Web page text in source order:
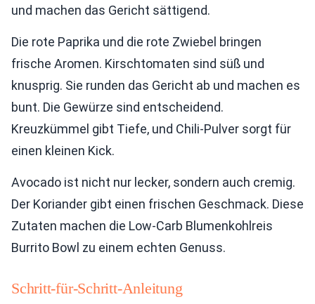
und machen das Gericht sättigend.
Die rote Paprika und die rote Zwiebel bringen
frische Aromen. Kirschtomaten sind süß und
knusprig. Sie runden das Gericht ab und machen es
bunt. Die Gewürze sind entscheidend.
Kreuzkümmel gibt Tiefe, und Chili-Pulver sorgt für
einen kleinen Kick.
Avocado ist nicht nur lecker, sondern auch cremig.
Der Koriander gibt einen frischen Geschmack. Diese
Zutaten machen die Low-Carb Blumenkohlreis
Burrito Bowl zu einem echten Genuss.
Schritt-für-Schritt-Anleitung